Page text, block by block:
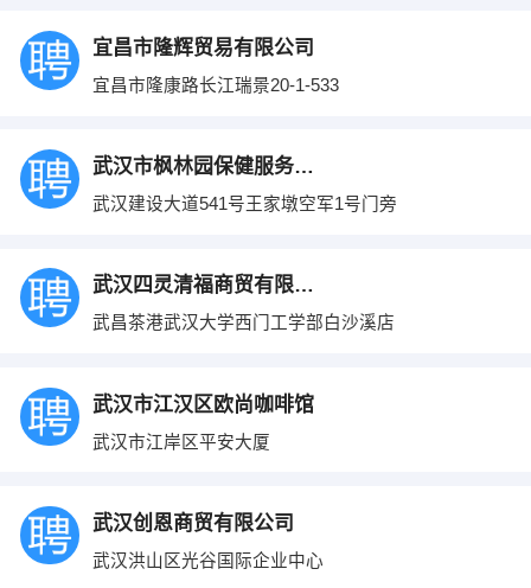
宜昌市隆辉贸易有限公司
宜昌市隆康路长江瑞景20-1-533
武汉市枫林园保健服务有限公司
武汉建设大道541号王家墩空军1号门旁
武汉四灵清福商贸有限公司
武昌茶港武汉大学西门工学部白沙溪店
武汉市江汉区欧尚咖啡馆
武汉市江岸区平安大厦
武汉创恩商贸有限公司
武汉洪山区光谷国际企业中心